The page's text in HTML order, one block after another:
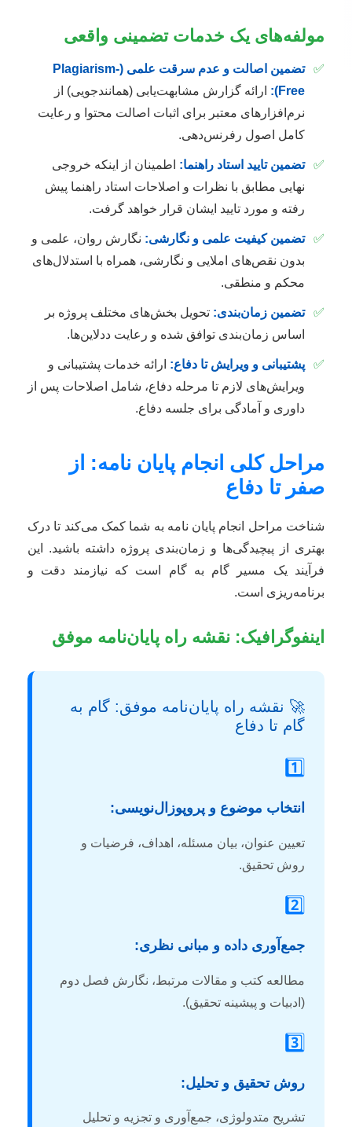
مولفه‌های یک خدمات تضمینی واقعی
✅
تضمین اصالت و عدم سرقت علمی (Plagiarism-
Free):
ارائه گزارش مشابهت‌یابی (همانندجویی) از
نرم‌افزارهای معتبر برای اثبات اصالت محتوا و رعایت
کامل اصول رفرنس‌دهی.
✅ تضمین تایید استاد راهنما: اطمینان از اینکه خروجی
نهایی مطابق با نظرات و اصلاحات استاد راهنما پیش
رفته و مورد تایید ایشان قرار خواهد گرفت.
✅ تضمین کیفیت علمی و نگارشی: نگارش روان، علمی و
بدون نقص‌های املایی و نگارشی، همراه با استدلال‌های
محکم و منطقی.
✅ تضمین زمان‌بندی: تحویل بخش‌های مختلف پروژه بر
اساس زمان‌بندی توافق شده و رعایت ددلاین‌ها.
✅ پشتیبانی و ویرایش تا دفاع: ارائه خدمات پشتیبانی و
ویرایش‌های لازم تا مرحله دفاع، شامل اصلاحات پس از
داوری و آمادگی برای جلسه دفاع.
مراحل کلی انجام پایان نامه: از
صفر تا دفاع
شناخت مراحل انجام پایان نامه به شما کمک می‌کند تا درک
بهتری از پیچیدگی‌ها و زمان‌بندی پروژه داشته باشید. این
فرآیند یک مسیر گام به گام است که نیازمند دقت و
برنامه‌ریزی است.
اینفوگرافیک: نقشه راه پایان‌نامه موفق
🚀 نقشه راه پایان‌نامه موفق: گام به
گام تا دفاع
1️⃣
انتخاب موضوع و پروپوزال‌نویسی:
تعیین عنوان، بیان مسئله، اهداف، فرضیات و
روش تحقیق.
2️⃣
جمع‌آوری داده و مبانی نظری:
مطالعه کتب و مقالات مرتبط، نگارش فصل دوم
(ادبیات و پیشینه تحقیق).
3️⃣
روش تحقیق و تحلیل:
تشریح متدولوژی، جمع‌آوری و تجزیه و تحلیل